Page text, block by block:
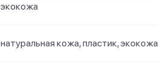
экокожа
натуральная кожа, пластик, экокожа